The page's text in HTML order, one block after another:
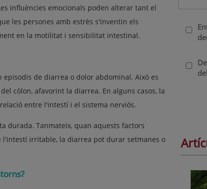
influències emocionals poden alterar tant el
les persones amb estrès s'inventin els
en la motilitat i sensibilitat intestinal.
de diarrea o dolor abdominal. Això es
còlon, afavorint la diarrea. En alguns casos, la
entre l'intestí i el sistema nerviós.
durada. Tanmateix, quan aquests factors
irritable, la diarrea pot durar setmanes o